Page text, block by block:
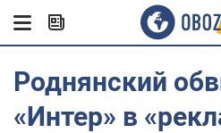
Роднянский
«Интер» в